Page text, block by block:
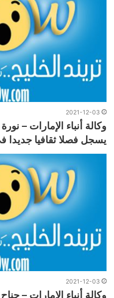
2021-12-03
وكالة أنباء الإمارات –
يسجل فصلا ثقافيا جديدا
2021-12-03
وكالة أنباء الإمارات –